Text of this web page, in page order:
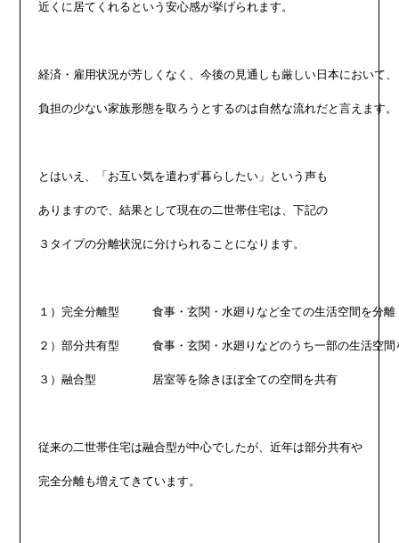
近くに居てくれるという安心感が挙げられます。
経済・雇用状況が芳しくなく、今後の見通しも厳しい日本において、
負担の少ない家族形態を取ろうとするのは自然な流れだと言えます。
とはいえ、「お互い気を遣わず暮らしたい」という声も
ありますので、結果として現在の二世帯住宅は、下記の
３タイプの分離状況に分けられることになります。
１）完全分離型	食事・玄関・水廻りなど全ての生活空間を分離
２）部分共有型	食事・玄関・水廻りなどのうち一部の生活空間を共有
３）融合型	居室等を除きほぼ全ての空間を共有
従来の二世帯住宅は融合型が中心でしたが、近年は部分共有や
完全分離も増えてきています。